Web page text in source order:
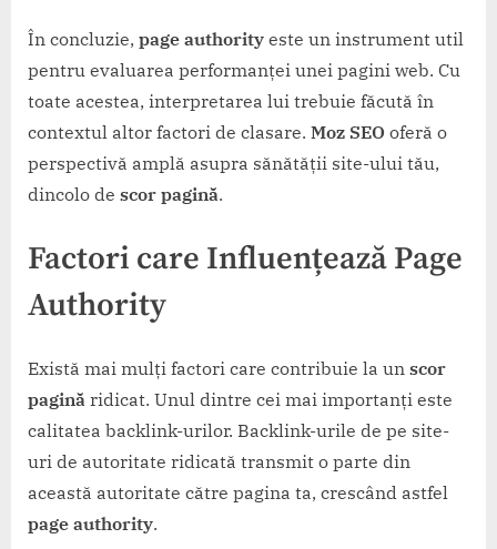
În concluzie, page authority este un instrument util
pentru evaluarea performanței unei pagini web. Cu
toate acestea, interpretarea lui trebuie făcută în
contextul altor factori de clasare. Moz SEO oferă o
perspectivă amplă asupra sănătății site-ului tău,
dincolo de scor pagină.
Factori care Influențează Page
Authority
Există mai mulți factori care contribuie la un scor
pagină ridicat. Unul dintre cei mai importanți este
calitatea backlink-urilor. Backlink-urile de pe site-
uri de autoritate ridicată transmit o parte din
această autoritate către pagina ta, crescând astfel
page authority.